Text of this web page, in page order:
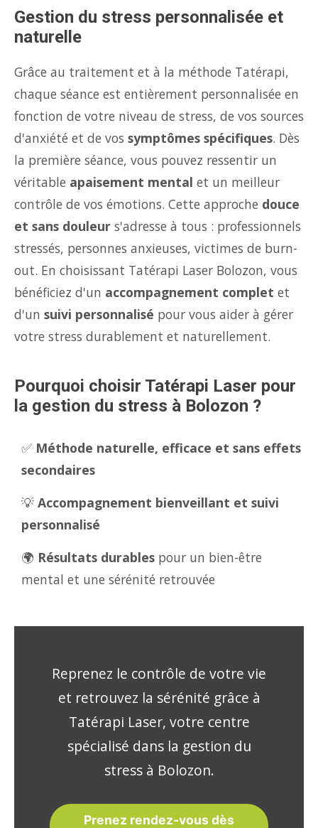
Gestion du stress personnalisée et
naturelle
Grâce au traitement et à la méthode Tatérapi,
chaque séance est entièrement personnalisée en
fonction de votre niveau de stress, de vos sources
d'anxiété et de vos symptômes spécifiques. Dès
la première séance, vous pouvez ressentir un
véritable apaisement mental et un meilleur
contrôle de vos émotions. Cette approche douce
et sans douleur s'adresse à tous : professionnels
stressés, personnes anxieuses, victimes de burn-
out. En choisissant Tatérapi Laser Bolozon, vous
bénéficiez d'un accompagnement complet et
d'un suivi personnalisé pour vous aider à gérer
votre stress durablement et naturellement.
Pourquoi choisir Tatérapi Laser pour
la gestion du stress à Bolozon ?
✅ Méthode naturelle, efficace et sans effets
secondaires
💡 Accompagnement bienveillant et suivi
personnalisé
🌍 Résultats durables pour un bien-être
mental et une sérénité retrouvée
Reprenez le contrôle de votre vie
et retrouvez la sérénité grâce à
Tatérapi Laser, votre centre
spécialisé dans la gestion du
stress à Bolozon.
Prenez rendez-vous dès